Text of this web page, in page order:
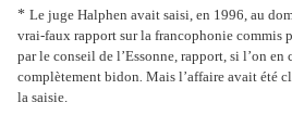
* Le juge Halphen avait saisi, en 1996, au
vrai-faux rapport sur la francophonie commis
par le conseil de l’Essonne, rapport, si l’on en
complètement bidon Mais l’affaire avait été
la saisie.